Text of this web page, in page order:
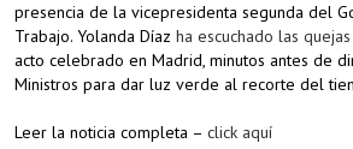
presencia de la vicepresidenta segunda del
Trabajo. Yolanda Díaz ha escuchado las
acto celebrado en Madrid, minutos antes de
Ministros para dar luz verde al recorte del
Leer la noticia completa – click aquí